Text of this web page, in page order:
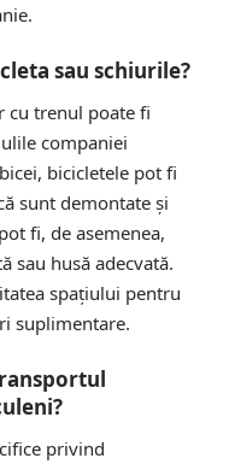
sau schiurile?
cu trenul poate fi
companiei
bicicletele pot fi
sunt demontate și
fi, de asemenea,
sau husă adecvată.
spațiului pentru
suplimentare.
privind